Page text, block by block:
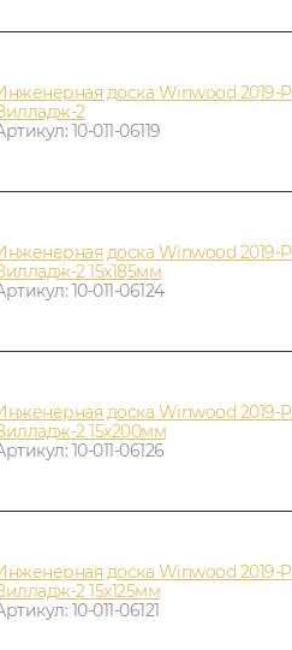
доска Winwood 2019-
2
10-011-06119
доска Winwood 2019-
2 15х185мм
10-011-06124
доска Winwood 2019-
2 15х200мм
10-011-06126
доска Winwood 2019-
2 15х125мм
10-011-06121